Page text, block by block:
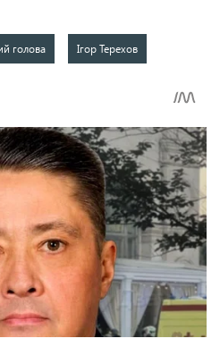
голова Ігор Терехов